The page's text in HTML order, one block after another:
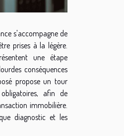
s'accompagne de
prises à la légère.
une étape
conséquences
propose un tour
afin de
immobilière.
diagnostic et les